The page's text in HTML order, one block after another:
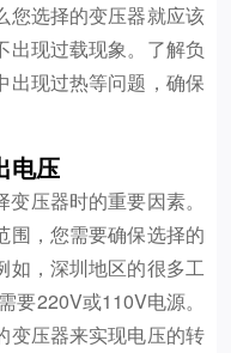
您选择的变压器就应该
出现过载现象。了解负
出现过热等问题，确保
电压
压器时的重要因素。
围，您需要确保选择的
如，深圳地区的很多工
要220V或110V电源。
变压器来实现电压的转